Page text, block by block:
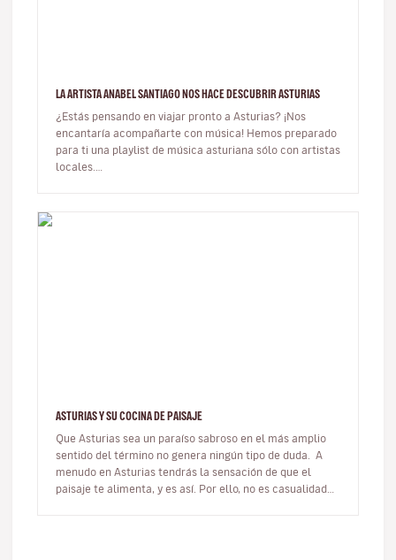
LA ARTISTA ANABEL SANTIAGO NOS HACE DESCUBRIR ASTURIAS
¿Estás pensando en viajar pronto a Asturias? ¡Nos
encantaría acompañarte con música! Hemos preparado
para ti una playlist de música asturiana sólo con artistas
locales.
ASTURIAS Y SU COCINA DE PAISAJE
Que Asturias sea un paraíso sabroso en el más amplio
sentido del término no genera ningún tipo de duda. A
menudo en Asturias tendrás la sensación de que el
paisaje te alimenta, y es así. Por ello, no es casualidad